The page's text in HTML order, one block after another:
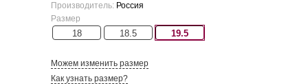
Производитель: Россия
Размер
18 18.5 19.5
Можем изменить размер
Как узнать размер?